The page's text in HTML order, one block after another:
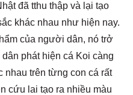
đã tthu thập và lại tạo
khác nhau như hiện nay.
của người dân, nó trở
phát hiện cá Koi càng
nhau trên từng con cá rất
cứu lai tạo ra nhiều màu